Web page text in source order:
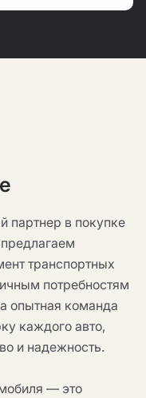
партнер в покупке
транспортных
потребностям
опытная команда
каждого авто,
и надежность.
— это